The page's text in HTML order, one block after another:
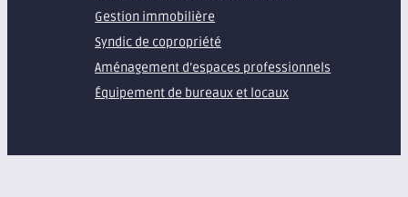
Gestion immobilière
Syndic de copropriété
Aménagement d’espaces professionnels
Équipement de bureaux et locaux